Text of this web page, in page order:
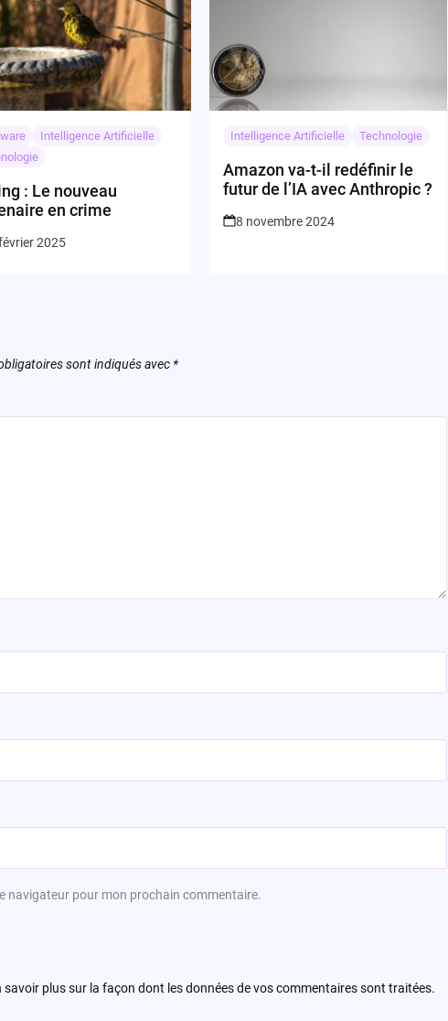
Intelligence Artificielle
: Le nouveau
en crime
2025
Intelligence Artificielle Technologie
Amazon va-t-il redéfinir le
futur de l’IA avec Anthropic ?
8 novembre 2024
sont indiqués avec *
navigateur pour mon prochain commentaire.
savoir plus sur la façon dont les données de vos commentaires sont traitées.